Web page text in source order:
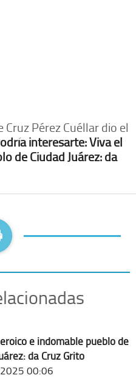
Pérez Cuéllar dio el
interesarte: Viva el
de Ciudad Juárez: da
e indomable pueblo de
da Cruz Grito
00:06